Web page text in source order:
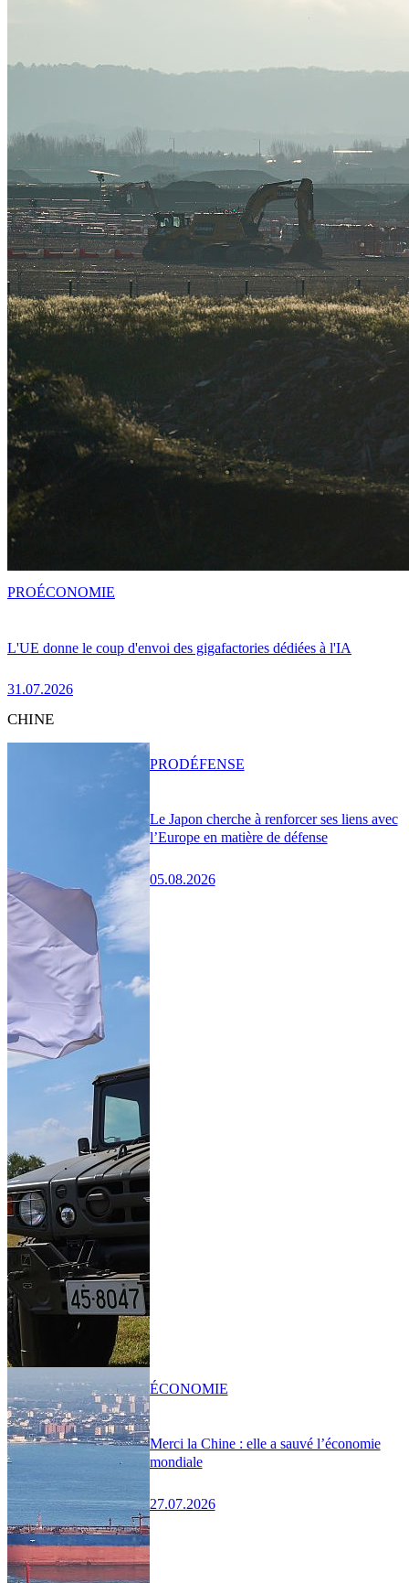
L'UE donne le coup d'envoi des gigafactories dédiées à l'IA
31.07.2026
PROÉCONOMIE
CHINE
Le Japon cherche à renforcer ses liens avec
l’Europe en matière de défense
05.08.2026
PRODÉFENSE
Merci la Chine : elle a sauvé l’économie
mondiale
27.07.2026
ÉCONOMIE